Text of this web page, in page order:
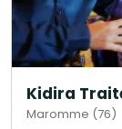
Kidira
Maromme (76)